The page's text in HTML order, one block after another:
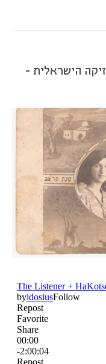
הישראלית -